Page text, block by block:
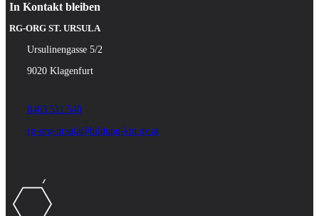
In Kontakt bleiben
RG-ORG ST. URSULA
Ursulinengasse 5/2
9020 Klagenfurt
0463 511 540
rg-org-ursula@bildung-ktn.gv.at